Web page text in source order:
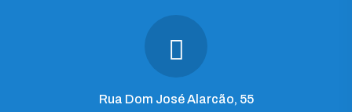
Rua Dom José Alarcão, 55